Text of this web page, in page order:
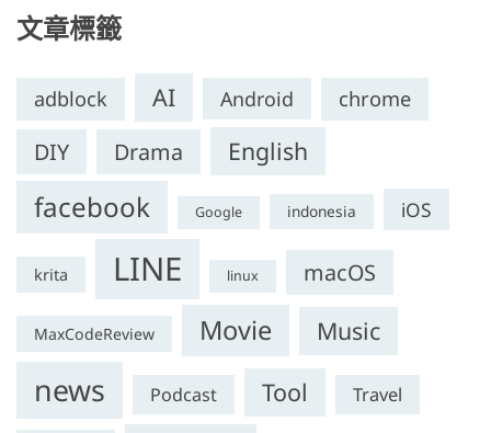
文章標籤
adblock AI Android chrome
DIY Drama English
facebook Google indonesia iOS
krita LINE linux macOS
MaxCodeReview Movie Music
news Podcast Tool Travel